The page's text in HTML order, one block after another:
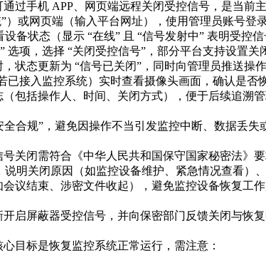
过手机 APP、网页端远程关闭受控信号，是当前
）或网页端（输入平台网址），使用管理员账号
备状态（显示 “在线” 且 “信号发射中” 表明受控信
选项，选择 “关闭受控信号”，部分平台支持设置
态更新为 “信号已关闭”，同时向管理员推送操作
已接入监控系统）实时查看摄像头画面，确认是
包括操作人、时间、关闭方式），便于后续追溯管
合规”，避免因操作不当引发监控中断、数据丢失
关闭需符合《中华人民共和国保守国家秘密法》
说明关闭原因（如监控设备维护、紧急情况查看）
议结束、涉密文件收起），避免监控设备恢复工
启屏蔽器受控信号，并向保密部门反馈关闭与恢
目标是恢复监控系统正常运行，需注意：​